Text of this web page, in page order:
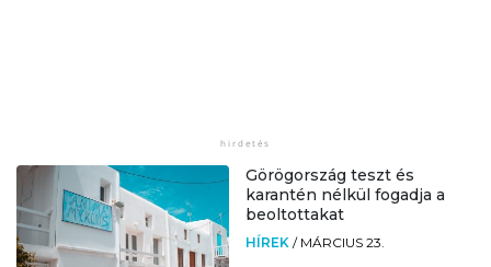
Görögország teszt és
karantén nélkül fogadja a
beoltottakat
HÍREK / MÁRCIUS 23.